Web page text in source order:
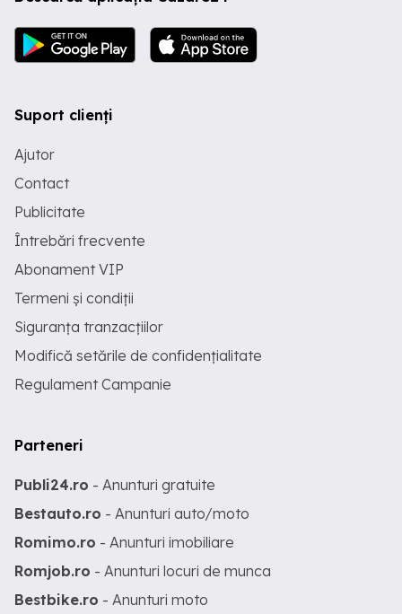
Suport clienți
Ajutor
Contact
Publicitate
Întrebări frecvente
Abonament VIP
Termeni și condiții
Siguranța tranzacțiilor
Modifică setările de confidențialitate
Regulament Campanie
Parteneri
Publi24.ro - Anunturi gratuite
Bestauto.ro - Anunturi auto/moto
Romimo.ro - Anunturi imobiliare
Romjob.ro - Anunturi locuri de munca
Bestbike.ro - Anunturi moto